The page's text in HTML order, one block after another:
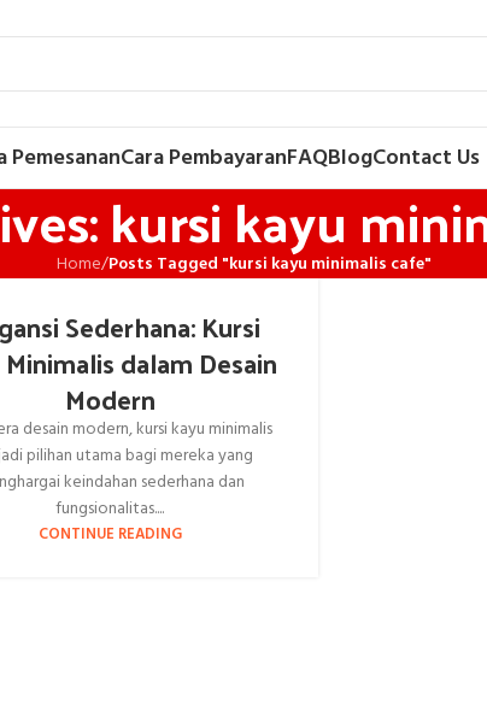
PemesananCara PembayaranFAQBlogContact Us
kursi kayu
Home/Posts Tagged "kursi kayu minimalis cafe"
Sederhana: Kursi
dalam Desain
Modern
desain modern, kursi kayu minimalis
pilihan utama bagi mereka yang
keindahan sederhana dan
fungsionalitas....
CONTINUE READING